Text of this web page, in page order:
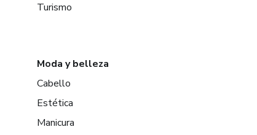
Turismo
Moda y belleza
Cabello
Estética
Manicura